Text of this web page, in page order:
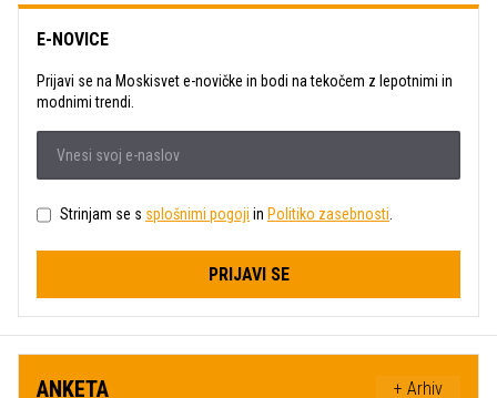
E-NOVICE
Prijavi se na Moskisvet e-novičke in bodi na tekočem z lepotnimi in
modnimi trendi.
Strinjam se s splošnimi pogoji in Politiko zasebnosti.
PRIJAVI SE
ANKETA + Arhiv